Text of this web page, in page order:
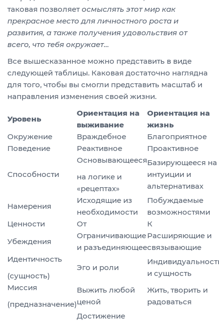
таковая позволяетосмыслять этот мир как
прекрасное место для личностного роста и
развития, а также получения удовольствия от
всего, что тебя окружает…
Все вышесказанное можно представить в виде
следующей таблицы. Каковая достаточно наглядна
для того, чтобы вы смогли представить масштаб и
направления изменения своей жизни.
Уровень
Ориентация на
выживание
Ориентация на
жизнь
Окружение
Враждебное
Благоприятное
Поведение
Реактивное Проактивное
Способности
Основывающееся
на логике и
«рецептах»
Базирующееся на
интуиции и
альтернативах
Намерения
Исходящие из
необходимости
Побуждаемые
возможностями
Ценности
От
К
Убеждения
Ограничивающие
и разъединяющее
Расширяющие и
связывающие
Идентичность
(сущность)
Эго и роли
и сущность
Миссия
(предназначение)
Выжить любой
ценой
Жить, творить и
радоваться
Достижение